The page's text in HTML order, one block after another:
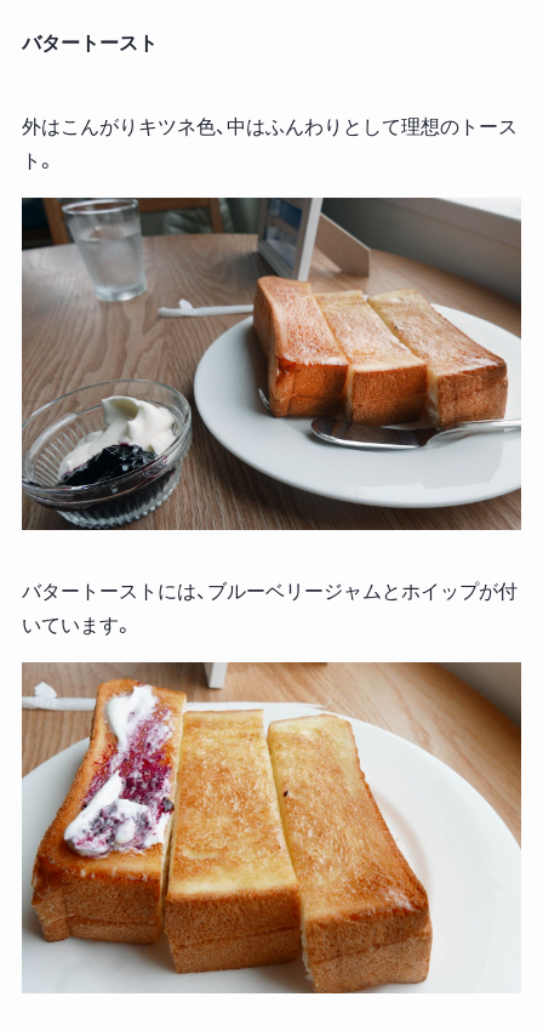
バタートースト
外はこんがりキツネ色、中はふんわりとして理想のトース
ト。
バタートーストには、ブルーベリージャムとホイップが付
いています。